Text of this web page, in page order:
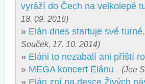
vyráží do Čech na velkolepé
18. 09. 2016)
» Elán dnes startuje své
Souček, 17. 10. 2014)
» Eláni to nezabalí ani příští
» MEGA koncert Elánu (Joe
» Elán zní na desce Živých